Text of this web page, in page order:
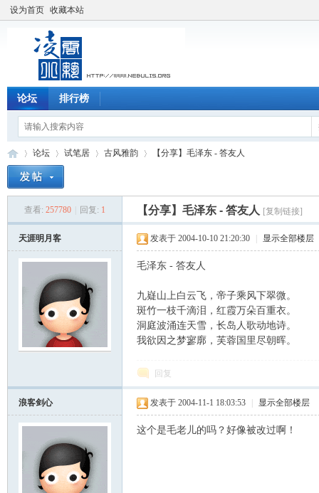
设为首页 收藏本站
论坛 排行榜
论坛
›
试笔居
›
古风雅韵 【分享】毛泽东 - 答友人
查看: 257780 回复: 1 【分享】毛泽东 - 答友人 [复制链接]
天涯明月客 发表于 2004-10-10 21:20:30 显示全部楼层
毛泽东 - 答友人
九嶷山上白云飞，帝子乘风下翠微。
斑竹一枝千滴泪，红霞万朵百重衣。
洞庭波涌连天雪，长岛人歌动地诗。
我欲因之梦寥廓，芙蓉国里尽朝晖。
回复
浪客剑心 发表于 2004-11-1 18:03:53 显示全部楼层
这个是毛老儿的吗？好像被改过啊！